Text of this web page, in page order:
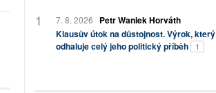
7. 8. 2026
Petr Waniek Horváth
Klausův útok na důstojnost. Výrok, který
odhaluje celý jeho politický příběh
1